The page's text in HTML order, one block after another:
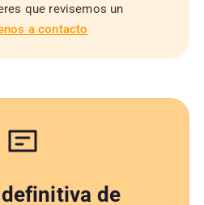
que revisemos un
a contacto
de